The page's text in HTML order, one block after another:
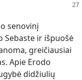
senovinį
Sebaste ir išpuošė
greičiausiai
Apie Erodo
didžiulių